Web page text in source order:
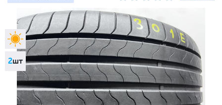
Все Все
Сезон
Все
Количество
Все
ПОДОБРАТЬ
2шт